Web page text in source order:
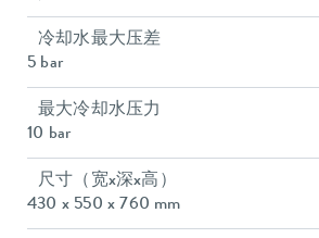
冷却水最大压差
5 bar
最大冷却水压力
10 bar
尺寸（宽x深x高）
430 x 550 x 760 mm